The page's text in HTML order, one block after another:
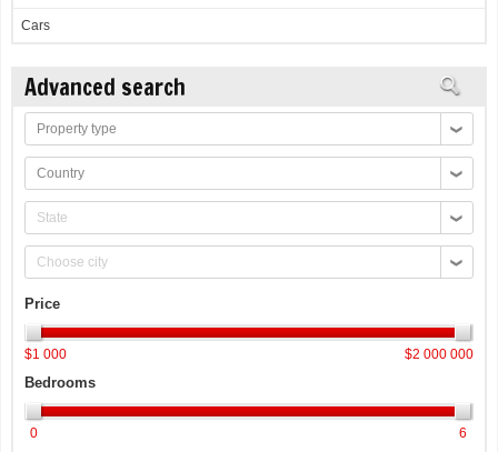
Cars
Advanced search
Property
type
Country
State
Choose
city
Price
$1 000 $2 000 000
Bedrooms
0 6